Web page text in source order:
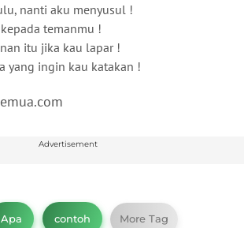
nanti aku menyusul !
temanmu !
itu jika kau lapar !
yang ingin kau katakan !
Advertisement
Apa contoh More Tag